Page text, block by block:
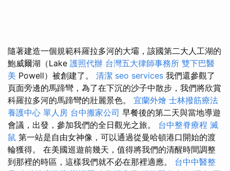
隨著建造一個規範科羅拉多河的大壩，該國第二大人工湖的
鮑威爾湖（Lake 護照代辦 台灣五大律師事務所 雙下巴醫
美 Powell）被創建了。 清潔 seo services 我們還參觀了
頁面旁邊的馬蹄彎，為了在下沉的沙子中散步，我們將欣賞
科羅拉多河的馬蹄彎的壯麗景色。 宜蘭外燴 士林撥筋療法
養護中心 單人房 台中搬家公司 早餐後的第二天與當地導遊
會議，出發，參加我們的全日觀光之旅。 台中整脊療程 滅
鼠 第一站是自由女神像，可以通過從曼哈頓港口開始的渡
輪獲得。 在美國巡遊前幾天，值得將我們的清醒時間調整
到那裡的時區，這樣我們就不必在那裡適應。 台中中醫整